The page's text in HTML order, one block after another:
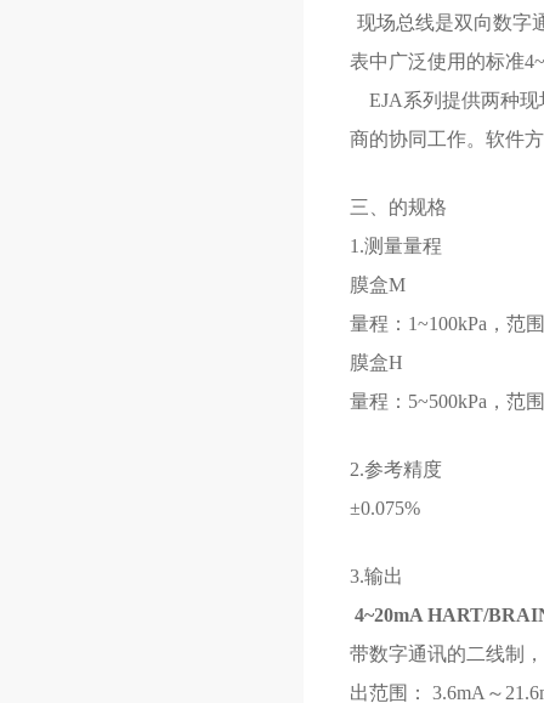
现场总线是双向数字
表中广泛使用的标准
EJA系列提供两种现
商的协同工作。软件
三、 的规格
1.测量量程
膜盒M
量程：1~100kPa，范
膜盒H
量程：5~500kPa，范
2.参考精度
±0.075%
3.输出
4~20mA HART/
带数字通讯的二线制
出范围： 3.6mA～